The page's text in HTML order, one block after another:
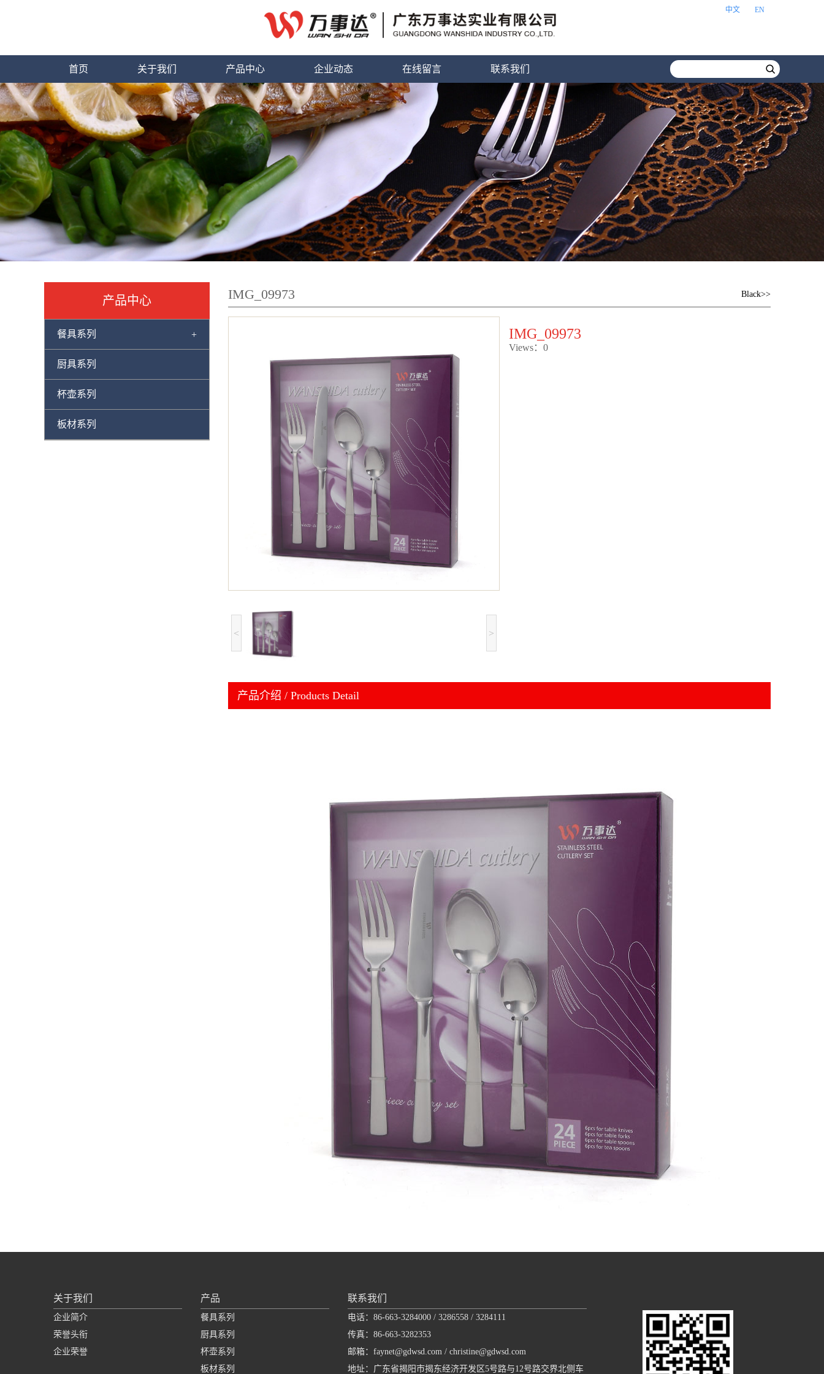
中文 EN
首页 关于我们 产品中心 企业动态 在线留言 联系我们
产品中心
+
餐具系列
厨具系列
杯壶系列
板材系列
IMG_09973 Black>>
< >
IMG_09973
Views：0
产品介绍 / Products Detail
关于我们
企业简介
荣誉头衔
企业荣誉
产品
餐具系列
厨具系列
杯壶系列
板材系列
联系我们
电话：86-663-3284000 / 3286558 / 3284111
传真：86-663-3282353
邮箱：faynet@gdwsd.com / christine@gdwsd.com
地址：广东省揭阳市揭东经济开发区5号路与12号路交界北侧车